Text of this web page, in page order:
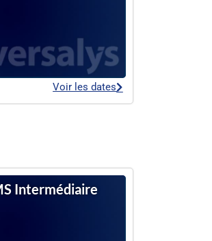
Voir les dates
Intermédiaire